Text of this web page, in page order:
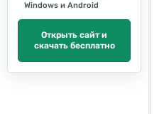
Windows и Android
Открыть сайт и
скачать бесплатно